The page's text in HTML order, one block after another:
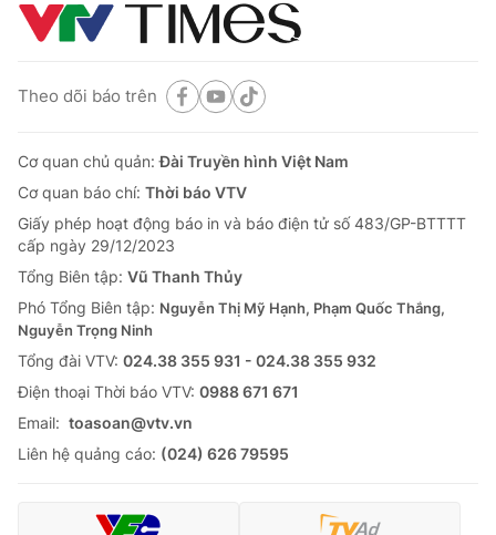
Theo dõi báo trên
Cơ quan chủ quản:Đài Truyền hình Việt Nam
Cơ quan báo chí: Thời báo VTV
Giấy phép hoạt động báo in và báo điện tử số 483/GP-BTTTT
cấp ngày 29/12/2023
Tổng Biên tập: Vũ Thanh Thủy
Phó Tổng Biên tập: Nguyễn Thị Mỹ Hạnh, Phạm Quốc Thắng,
Nguyễn Trọng Ninh
Tổng đài VTV: 024.38 355 931 - 024.38 355 932
Ðiện thoại Thời báo VTV: 0988 671 671
Email: toasoan@vtv.vn
Liên hệ quảng cáo: (024) 626 79595